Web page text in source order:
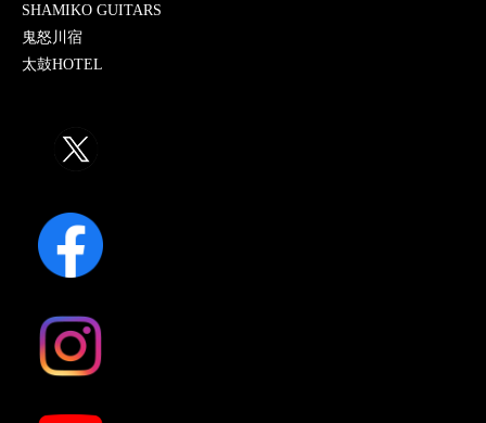
SHAMIKO GUITARS
鬼怒川宿
太鼓HOTEL